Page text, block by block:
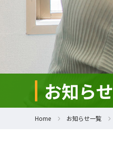
お知らせ
Home お知らせ一覧